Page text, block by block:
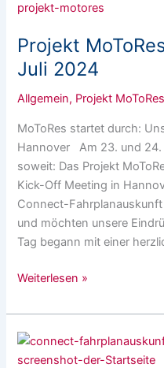
Projekt
Juli 2024
Allgemein, Projekt MoToRes
MoToRes startet durch:
Hannover Am 23. und 24.
soweit: Das Projekt
Kick-Off Meeting in
Connect-
und möchten unsere
Tag begann mit einer
MoToRes
Off
Meeting
2024
Weiterlesen »
Connect-
Fahrplanauskunft